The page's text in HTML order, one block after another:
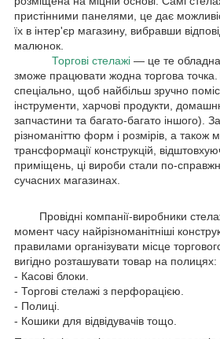
пристінними панелями, це дає
їх в інтер'єр магазину, вибравши
малюнок.
Торгові стелажі — це те
зможе працювати жодна торгова
спеціально, щоб найбільш зручно
інструменти, харчові продукти,
запчастини та багато-багато іншого).
різноманіттю форм і розмірів, а також
трансформації конструкцій,
приміщень, ці вироби стали по-
сучасних магазинах.
Провідні компанії-виробники
момент часу найрізноманітніші
правилами організувати місце
вигідно розташувати товар на полицях:
- Касові блоки.
- Торгові стелажі з перфорацією.
- Полиці.
- Кошики для відвідувачів тощо.